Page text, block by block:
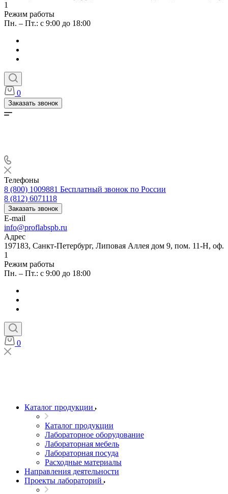
1
Режим работы
Пн. – Пт.: с 9:00 до 18:00
0
Заказать звонок
Телефоны
8 (800) 1009881 Бесплатный звонок по России
8 (812) 6071118
Заказать звонок
E-mail
info@proflabspb.ru
Адрес
197183, Санкт-Петербург, Липовая Аллея дом 9, пом. 11-Н, оф.
1
Режим работы
Пн. – Пт.: с 9:00 до 18:00
0
Каталог продукции
Каталог продукции
Лабораторное оборудование
Лабораторная мебель
Лабораторная посуда
Расходные материалы
Направления деятельности
Проекты лабораторий